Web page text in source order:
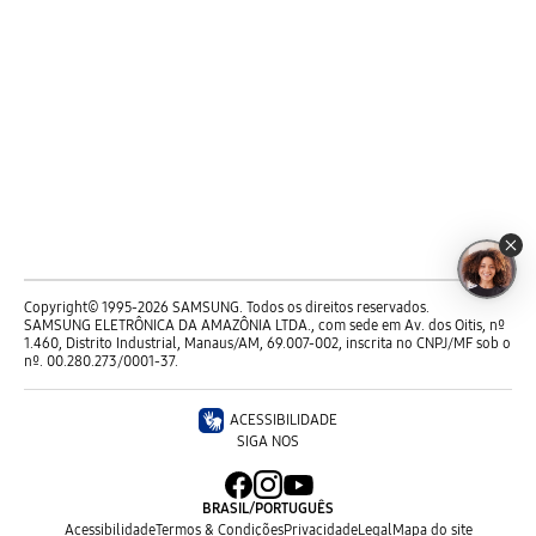
Copyright© 1995-2026 SAMSUNG. Todos os direitos reservados.
SAMSUNG ELETRÔNICA DA AMAZÔNIA LTDA., com sede em Av. dos Oitis, nº
1.460, Distrito Industrial, Manaus/AM, 69.007-002, inscrita no CNPJ/MF sob o
nº. 00.280.273/0001-37.
BRASIL/PORTUGUÊS
AcessibilidadeTermos & CondiçõesPrivacidadeLegal Mapa do site
ACESSIBILIDADE
SIGA NOS